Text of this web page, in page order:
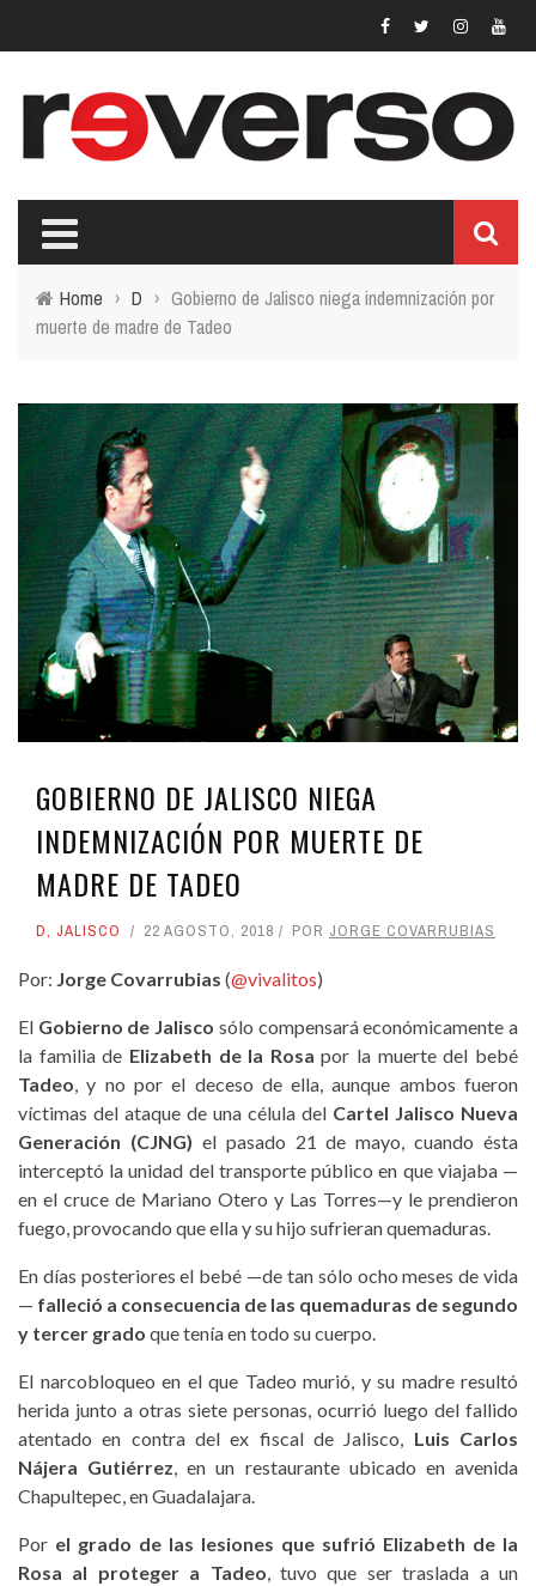
Home › D › Gobierno de Jalisco niega indemnización por
muerte de madre de Tadeo
GOBIERNO DE JALISCO NIEGA
INDEMNIZACIÓN POR MUERTE DE
MADRE DE TADEO
D, JALISCO 22 AGOSTO, 2018 POR JORGE COVARRUBIAS
Por: Jorge Covarrubias (@vivalitos)
El Gobierno de Jalisco sólo compensará económicamente a
la familia de Elizabeth de la Rosa por la muerte del bebé
Tadeo, y no por el deceso de ella, aunque ambos fueron
víctimas del ataque de una célula del Cartel Jalisco Nueva
Generación (CJNG) el pasado 21 de mayo, cuando ésta
interceptó la unidad del transporte público en que viajaba —
en el cruce de Mariano Otero y Las Torres—y le prendieron
fuego, provocando que ella y su hijo sufrieran quemaduras.
En días posteriores el bebé —de tan sólo ocho meses de vida
— falleció a consecuencia de las quemaduras de segundo
y tercer grado que tenía en todo su cuerpo.
El narcobloqueo en el que Tadeo murió, y su madre resultó
herida junto a otras siete personas, ocurrió luego del fallido
atentado en contra del ex fiscal de Jalisco, Luis Carlos
Nájera Gutiérrez, en un restaurante ubicado en avenida
Chapultepec, en Guadalajara.
Por el grado de las lesiones que sufrió Elizabeth de la
Rosa al proteger a Tadeo, tuvo que ser traslada a un